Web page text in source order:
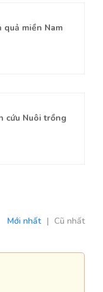
quả miền Nam
cứu Nuôi trồng
Mới nhất | Cũ nhất